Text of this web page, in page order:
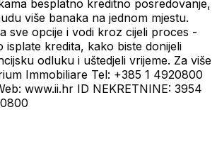
besplatno kreditno posredovanje,
više banaka na jednom mjestu.
sve opcije i vodi kroz cijeli proces -
isplate kredita, kako biste donijeli
odluku i uštedjeli vrijeme. Za više
Immobiliare Tel: +385 1 4920800
www.ii.hr ID NEKRETNINE: 3954